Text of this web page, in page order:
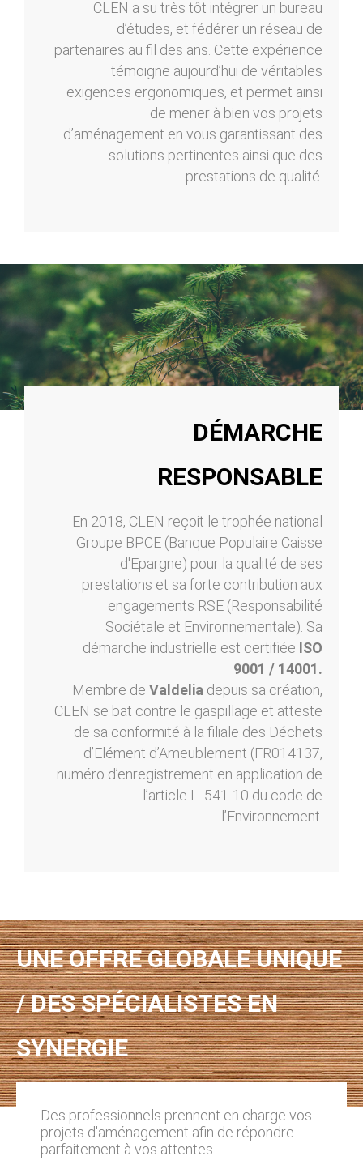
CLEN a su très tôt intégrer un bureau
d’études, et fédérer un réseau de
partenaires au fil des ans. Cette expérience
témoigne aujourd’hui de véritables
exigences ergonomiques, et permet ainsi
de mener à bien vos projets
d’aménagement en vous garantissant des
solutions pertinentes ainsi que des
prestations de qualité.
DÉMARCHE
RESPONSABLE
En 2018, CLEN reçoit le trophée national
Groupe BPCE (Banque Populaire Caisse
d'Epargne) pour la qualité de ses
prestations et sa forte contribution aux
engagements RSE (Responsabilité
Sociétale et Environnementale). Sa
démarche industrielle est certifiée ISO
9001 / 14001.
Membre de Valdelia depuis sa création,
CLEN se bat contre le gaspillage et atteste
de sa conformité à la filiale des Déchets
d’Elément d’Ameublement (FR014137,
numéro d’enregistrement en application de
l’article L. 541-10 du code de
l’Environnement.
UNE OFFRE GLOBALE UNIQUE
/ DES SPÉCIALISTES EN
SYNERGIE
Des professionnels prennent en charge vos
projets d'aménagement afin de répondre
parfaitement à vos attentes.